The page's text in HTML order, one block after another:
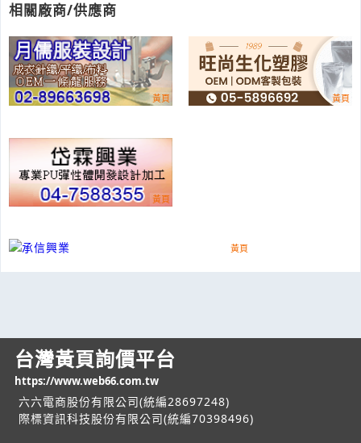
相關廠商/供應商
台灣黃頁詢價平台
https://www.web66.com.tw
六六電商股份有限公司(統編28697248)
際標資訊科技股份有限公司(統編70398496)